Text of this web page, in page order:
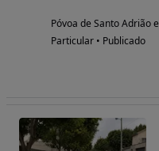
Póvoa de Santo Adrião
Particular • Publicado